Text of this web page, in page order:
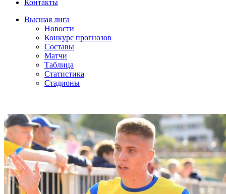
Контакты
Высшая лига
Новости
Конкурс прогнозов
Составы
Матчи
Таблица
Статистика
Стадионы